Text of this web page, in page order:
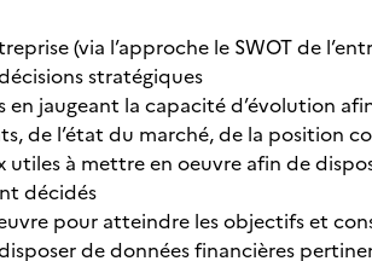
(via l’approche le SWOT de
stratégiques
en jaugeant la capacité d’évolution
de l’état du marché, de la position
à mettre en oeuvre afin de
décidés
pour atteindre les objectifs et
de données financières